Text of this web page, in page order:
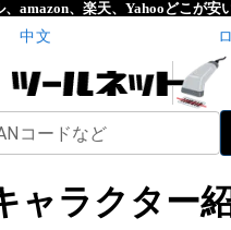
、amazon、楽天、Yahooどこが安
中文
コードなど
ャラクター